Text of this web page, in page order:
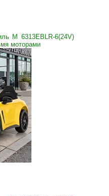
M 6313EBLR-6(24V)
моторами